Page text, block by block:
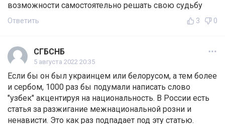
возможности самостоятельно решать свою судьбу
Ответить 3 0
СГБСНБ
5 августа 2022 20:35
Если бы он был украинцем или белорусом, а тем более
и сербом, 1000 раз бы подумали написать слово
"узбек" акцентируя на национальность. В России есть
статья за разжигание межнациональной розни и
ненависти. Это как раз подпадает под эту статью.